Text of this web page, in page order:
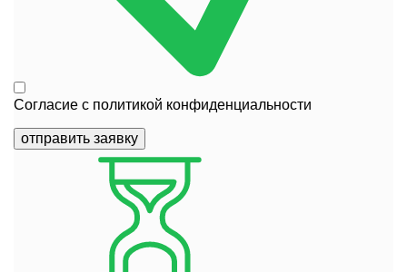
Согласие с политикой конфиденциальности
отправить заявку